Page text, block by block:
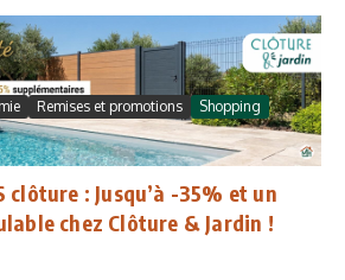
Remises et promotions
Shopping
clôture : Jusqu’à -35% et un
chez Clôture & Jardin !